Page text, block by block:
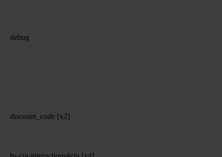
debug
discount_code [x2]